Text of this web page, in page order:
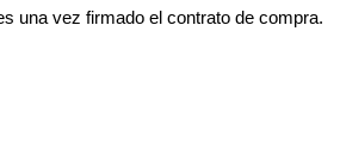
una vez firmado el contrato de compra.